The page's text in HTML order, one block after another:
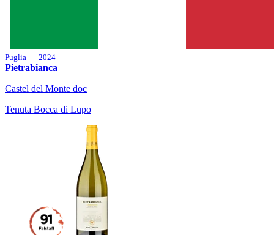
Puglia 2024
Pietrabianca
Castel del Monte doc
Tenuta Bocca di Lupo